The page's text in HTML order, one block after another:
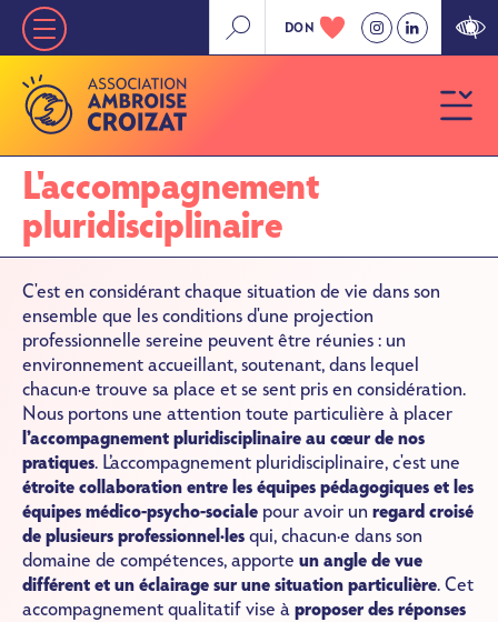
Aller
principal
Nav
principale
»
Niveau
1
DON
L'accompagnement
pluridisciplinaire
C'est en considérant chaque situation de vie dans son
ensemble que les conditions d'une projection
professionnelle sereine peuvent être réunies : un
environnement accueillant, soutenant, dans lequel
chacun·e trouve sa place et se sent pris en considération.
Nous portons une attention toute particulière à placer
l’accompagnement pluridisciplinaire au cœur de nos
pratiques. L’accompagnement pluridisciplinaire, c'est une
étroite collaboration entre les équipes pédagogiques et les
équipes médico-psycho-sociale pour avoir un regard croisé
de plusieurs professionnel·les qui, chacun·e dans son
domaine de compétences, apporte un angle de vue
différent et un éclairage sur une situation particulière. Cet
accompagnement qualitatif vise à proposer des réponses